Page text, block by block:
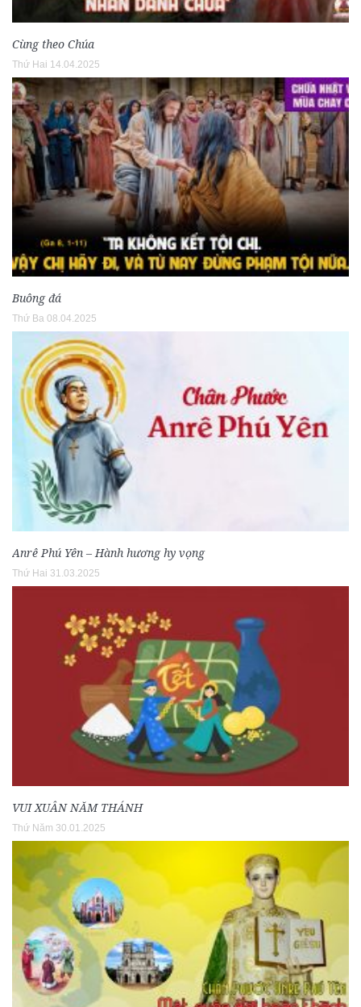
Cùng theo Chúa
Thứ Hai 14.04.2025
Buông đá
Thứ Ba 08.04.2025
Anrê Phú Yên – Hành hương hy vọng
Thứ Hai 31.03.2025
VUI XUÂN NĂM THÁNH
Thứ Năm 30.01.2025